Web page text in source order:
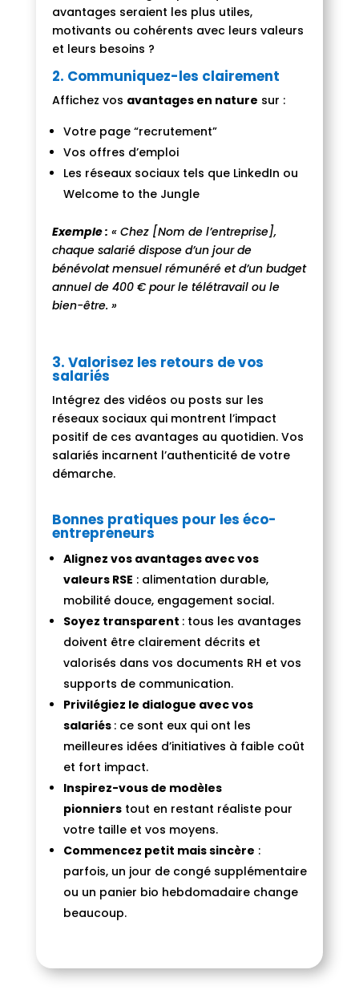
avantages seraient les plus utiles,
motivants ou cohérents avec leurs valeurs
et leurs besoins ?
2. Communiquez-les clairement
Affichez vos avantages en nature sur :
Votre page “recrutement”
Vos offres d’emploi
Les réseaux sociaux tels que LinkedIn ou
Welcome to the Jungle
Exemple : « Chez [Nom de l’entreprise],
chaque salarié dispose d’un jour de
bénévolat mensuel rémunéré et d’un budget
annuel de 400 € pour le télétravail ou le
bien-être. »
3. Valorisez les retours de vos
salariés
Intégrez des vidéos ou posts sur les
réseaux sociaux qui montrent l’impact
positif de ces avantages au quotidien. Vos
salariés incarnent l’authenticité de votre
démarche.
Bonnes pratiques pour les éco-
entrepreneurs
Alignez vos avantages avec vos
valeurs RSE : alimentation durable,
mobilité douce, engagement social.
Soyez transparent : tous les avantages
doivent être clairement décrits et
valorisés dans vos documents RH et vos
supports de communication.
Privilégiez le dialogue avec vos
salariés : ce sont eux qui ont les
meilleures idées d’initiatives à faible coût
et fort impact.
Inspirez-vous de modèles
pionnierstout en restant réaliste pour
votre taille et vos moyens.
Commencez petit mais sincère :
parfois, un jour de congé supplémentaire
ou un panier bio hebdomadaire change
beaucoup.